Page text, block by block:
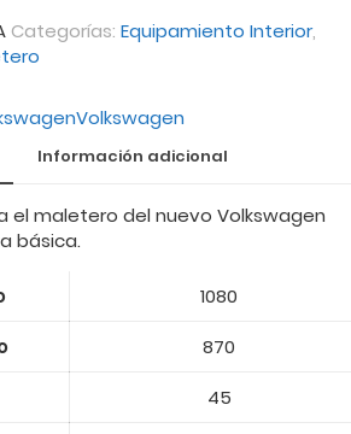
Categorías: Equipamiento Interior,
Volkswagen
Información adicional
el maletero del nuevo Volkswagen
básica.
1080
870
45